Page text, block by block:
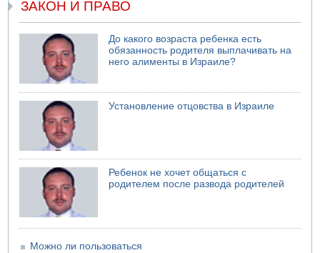
07.08.2026 11:05
Саудовская Аравия опасается нападения хуситов и
иракских ополченцев
ЗАКОН И ПРАВО
До какого возраста ребенка есть
обязанность родителя выплачивать на
него алименты в Израиле?
Установление отцовства в Израиле
Ребенок не хочет общаться с
родителем после развода родителей
Можно ли пользоваться